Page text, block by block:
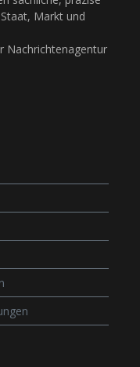
Markt und
Nachrichtenagentur